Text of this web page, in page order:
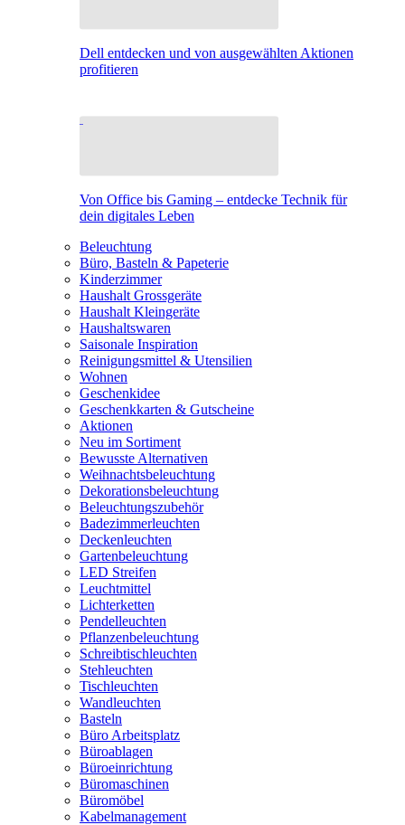
Dell entdecken und von ausgewählten Aktionen
profitieren
Von Office bis Gaming – entdecke Technik für
dein digitales Leben
Beleuchtung
Büro, Basteln & Papeterie
Kinderzimmer
Haushalt Grossgeräte
Haushalt Kleingeräte
Haushaltswaren
Saisonale Inspiration
Reinigungsmittel & Utensilien
Wohnen
Geschenkidee
Geschenkkarten & Gutscheine
Aktionen
Neu im Sortiment
Bewusste Alternativen
Weihnachtsbeleuchtung
Dekorationsbeleuchtung
Beleuchtungszubehör
Badezimmerleuchten
Deckenleuchten
Gartenbeleuchtung
LED Streifen
Leuchtmittel
Lichterketten
Pendelleuchten
Pflanzenbeleuchtung
Schreibtischleuchten
Stehleuchten
Tischleuchten
Wandleuchten
Basteln
Büro Arbeitsplatz
Büroablagen
Büroeinrichtung
Büromaschinen
Büromöbel
Kabelmanagement